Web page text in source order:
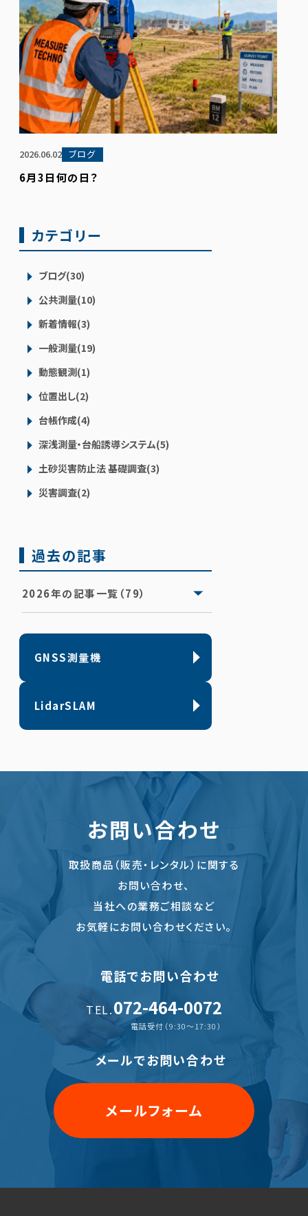
2026.06.02 ブログ
6月3日何の日？
カテゴリー
ブログ(30)
公共測量(10)
新着情報(3)
一般測量(19)
動態観測(1)
位置出し(2)
台帳作成(4)
深浅測量・台船誘導システム(5)
土砂災害防止法 基礎調査(3)
災害調査(2)
過去の記事
2026年の記事一覧（79）
GNSS測量機
LidarSLAM
お問い合わせ
取扱商品（販売・レンタル）に関する
お問い合わせ、
当社への業務ご相談など
お気軽にお問い合わせください。
電話でお問い合わせ
TEL.072-464-0072
電話受付（9:30〜17:30）
メールでお問い合わせ
メールフォーム